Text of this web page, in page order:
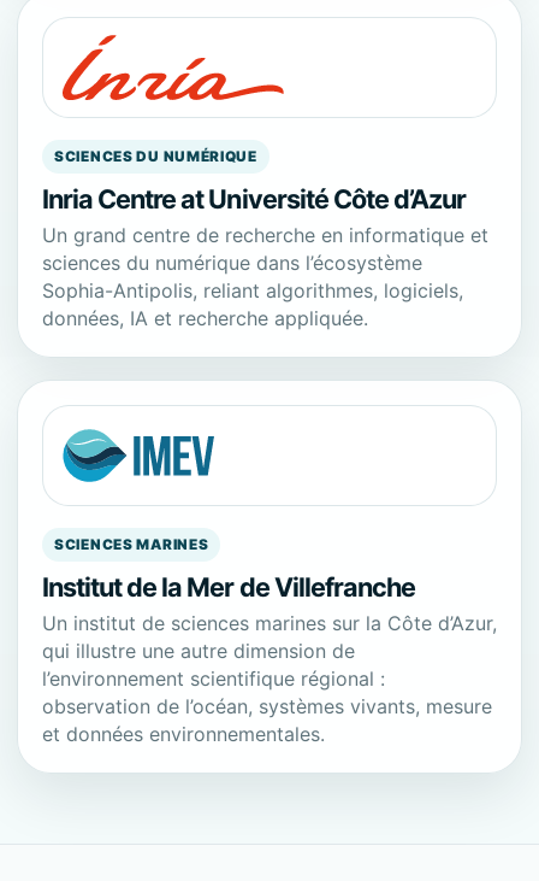
SCIENCES DU NUMÉRIQUE
Inria Centre at Université Côte d’Azur
Un grand centre de recherche en informatique et
sciences du numérique dans l’écosystème
Sophia-Antipolis, reliant algorithmes, logiciels,
données, IA et recherche appliquée.
SCIENCES MARINES
Institut de la Mer de Villefranche
Un institut de sciences marines sur la Côte d’Azur,
qui illustre une autre dimension de
l’environnement scientifique régional :
observation de l’océan, systèmes vivants, mesure
et données environnementales.